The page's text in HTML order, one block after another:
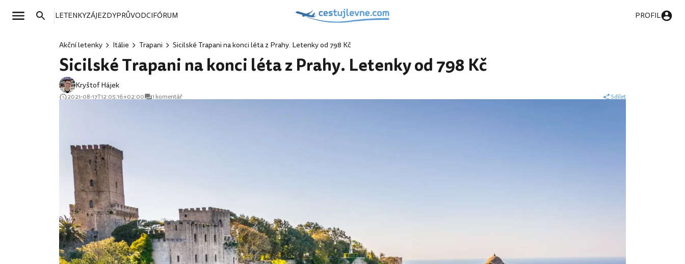
LETENKYZÁJEZDYPRŮVODCIFÓRUM PROFIL
Akční letenky Itálie Trapani Sicilské Trapani na konci léta z Prahy. Letenky od 798 Kč
Sicilské Trapani na konci léta z Prahy. Letenky od 798 Kč
Kryštof Hájek
2021-08-17T12:05:16+02:00 1 komentář Sdílet